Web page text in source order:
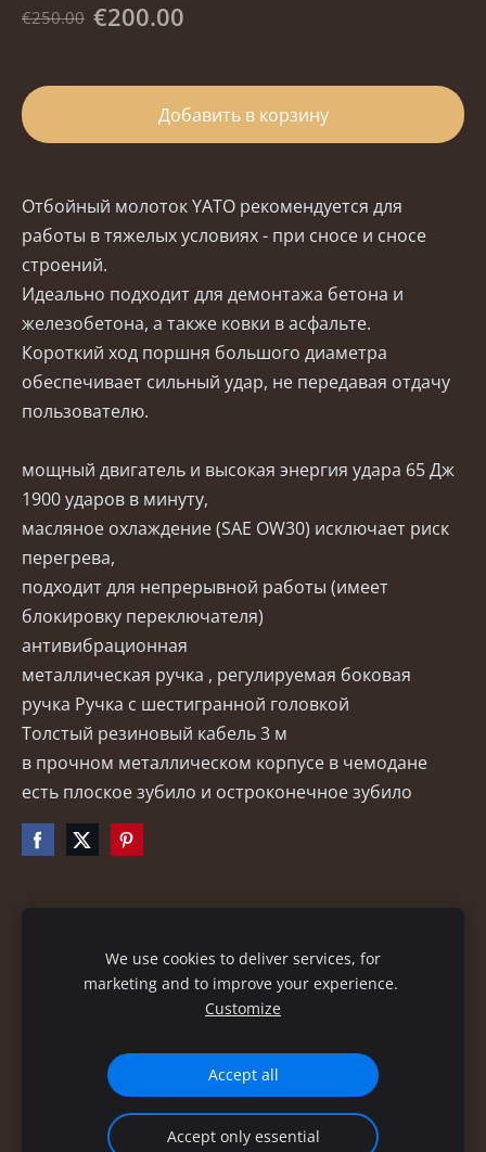
€250.00 €200.00
Добавить в корзину
Отбойный молоток YATO рекомендуется для
работы в тяжелых условиях - при сносе и сносе
строений.
Идеально подходит для демонтажа бетона и
железобетона, а также ковки в асфальте.
Короткий ход поршня большого диаметра
обеспечивает сильный удар, не передавая отдачу
пользователю.
мощный двигатель и высокая энергия удара 65 Дж
1900 ударов в минуту,
масляное охлаждение (SAE OW30) исключает риск
перегрева,
подходит для непрерывной работы (имеет
блокировку переключателя)
антивибрационная
металлическая ручка , регулируемая боковая
ручка Ручка с шестигранной головкой
Толстый резиновый кабель 3 м
в прочном металлическом корпусе в чемодане
есть плоское зубило и остроконечное зубило
We use cookies to deliver services, for
marketing and to improve your experience.
Customize
Accept all
Accept only essential